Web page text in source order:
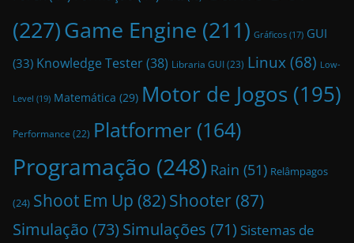
(227)Game Engine (211) Gráficos (17) GUI
(33) Knowledge Tester(38) Libraria GUI(23) Linux(68) Low-
Level (19) Matemática (29) Motor de Jogos (195)
Performance (22) Platformer (164)
Programação (248) Rain (51) Relâmpagos
(24) Shoot Em Up (82)Shooter (87)
Simulação (73) Simulações (71) Sistemas de